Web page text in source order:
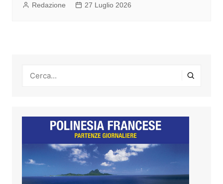
Redazione 27 Luglio 2026